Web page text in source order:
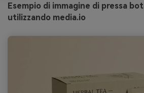
Esempio di immagine di pressa
utilizzando media.io